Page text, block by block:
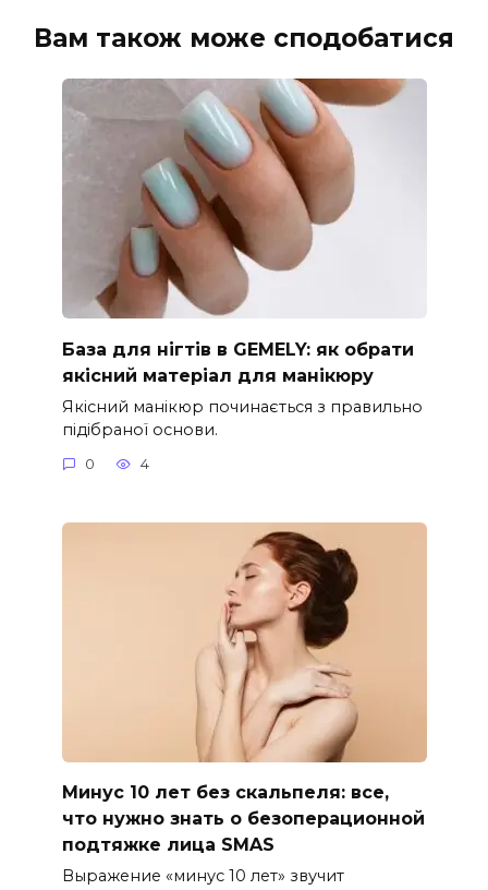
Вам також може сподобатися
База для нігтів в GEMELY: як обрати
якісний матеріал для манікюру
Якісний манікюр починається з правильно
підібраної основи.
0 4
Минус 10 лет без скальпеля: все,
что нужно знать о безоперационной
подтяжке лица SMAS
Выражение «минус 10 лет» звучит